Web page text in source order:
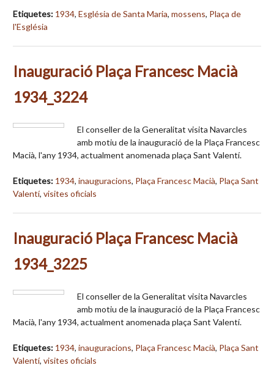
Etiquetes: 1934, Església de Santa Maria, mossens, Plaça de
l'Església
Inauguració Plaça Francesc Macià
1934_3224
El conseller de la Generalitat visita Navarcles
amb motiu de la inauguració de la Plaça Francesc
Macià, l'any 1934, actualment anomenada plaça Sant Valentí.
Etiquetes: 1934, inauguracions, Plaça Francesc Macià, Plaça Sant
Valentí, visites oficials
Inauguració Plaça Francesc Macià
1934_3225
El conseller de la Generalitat visita Navarcles
amb motiu de la inauguració de la Plaça Francesc
Macià, l'any 1934, actualment anomenada plaça Sant Valentí.
Etiquetes: 1934, inauguracions, Plaça Francesc Macià, Plaça Sant
Valentí, visites oficials